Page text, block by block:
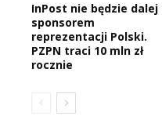
InPost nie będzie dalej
sponsorem
reprezentacji Polski.
PZPN traci 10 mln zł
rocznie